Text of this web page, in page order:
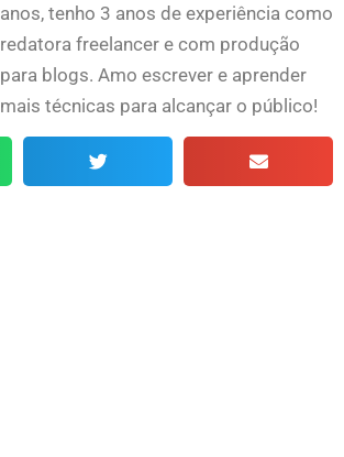
anos, tenho 3 anos de experiência como
redatora freelancer e com produção
para blogs. Amo escrever e aprender
mais técnicas para alcançar o público!